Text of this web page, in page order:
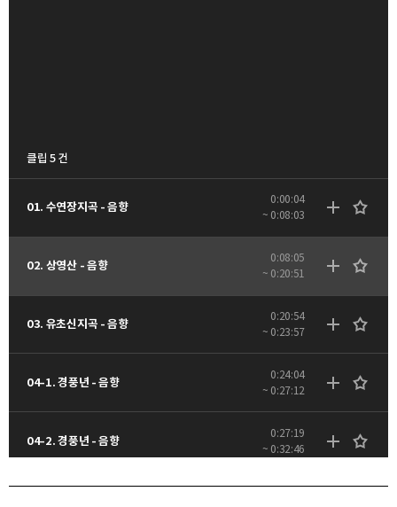
클립 5 건
01. 수연장지곡 - 음향
0:00:04
~ 0:08:03
02. 상영산 - 음향
0:08:05
~ 0:20:51
03. 유초신지곡 - 음향
0:20:54
~ 0:23:57
04-1. 경풍년 - 음향
0:24:04
~ 0:27:12
04-2. 경풍년 - 음향
0:27:19
~ 0:32:46